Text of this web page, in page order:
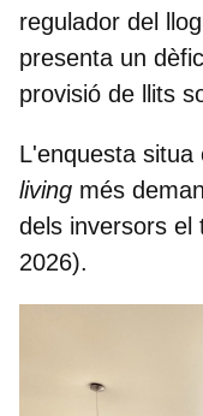
regulador del
presenta un
provisió de llits
L'enquesta situa
living més
dels inversors el
2026).